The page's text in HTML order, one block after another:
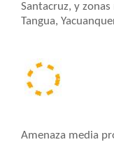
Santacruz, y
Tangua,
Amenaza media